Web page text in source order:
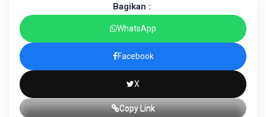
Bagikan :
WhatsApp
Facebook
X
Copy Link